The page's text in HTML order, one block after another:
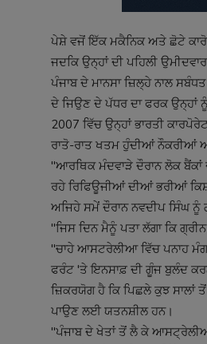
ਪੇਸ਼ੇ ਵਜੋਂ ਇੱਕ ਮਕੈਨਿਕ ਅਤੇ ਛੋਟੇ
ਜਦਕਿ ਉਨ੍ਹਾਂ ਦੀ ਪਹਿਲੀ
ਪੰਜਾਬ ਦੇ ਮਾਨਸਾ ਜ਼ਿਲ੍ਹੇ ਨਾਲ
ਦੇ ਜਿਉਣ ਦੇ ਪੱਧਰ ਦਾ ਫਰਕ ਉਨ੍ਹਾਂ
2007 ਵਿੱਚ ਉਨ੍ਹਾਂ ਭਾਰਤੀ
ਰਾਤੋ-ਰਾਤ ਖਤਮ ਹੁੰਦੀਆਂ ਨੌਕਰੀਆਂ
"ਆਰਥਿਕ ਮੰਦਵਾੜੇ ਦੌਰਾਨ ਲੋਕ
ਰਹੇ ਰਿਫਿਊਜੀਆਂ ਦੀਆਂ ਭਰੀਆਂ
ਅਜਿਹੇ ਸਮੇਂ ਦੌਰਾਨ ਨਵਦੀਪ ਸਿੰਘ ਨੂੰ
"ਜਿਸ ਦਿਨ ਮੈਨੂੰ ਪਤਾ ਲੱਗਾ ਕਿ
"ਚਾਹੇ ਆਸਟਰੇਲੀਆ ਵਿੱਚ ਪਨਾਹ
ਫਰੰਟ 'ਤੇ ਇਨਸਾਫ਼ ਦੀ ਗੂੰਜ ਬੁਲੰਦ
ਜ਼ਿਕਰਯੋਗ ਹੈ ਕਿ ਪਿਛਲੇ ਕੁਝ
ਪਾਉਣ ਲਈ ਯਤਨਸ਼ੀਲ ਹਨ।
"ਪੰਜਾਬ ਦੇ ਖੇਤਾਂ ਤੋਂ ਲੈ ਕੇ